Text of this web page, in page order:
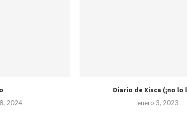
2024
Diario de Xisca (¡no lo
enero 3, 2023